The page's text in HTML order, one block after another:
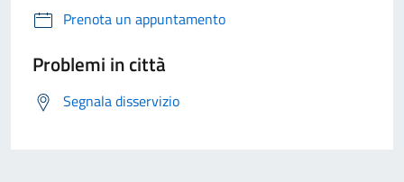
Prenota un appuntamento
Problemi in città
Segnala disservizio